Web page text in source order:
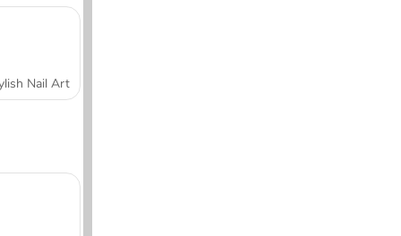
Nail Art